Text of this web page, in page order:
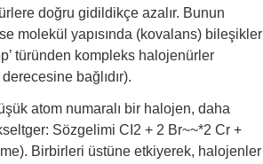
doğru gidildikçe azalır. Bunun
molekül yapısında (kovalans) bileşikler
türünden kompleks halojenürler
bağlıdır).
atom numaralı bir halojen, daha
Sözgelimi CI2 + 2 Br~~*2 Cr +
Birbirleri üstüne etkiyerek, halojenler